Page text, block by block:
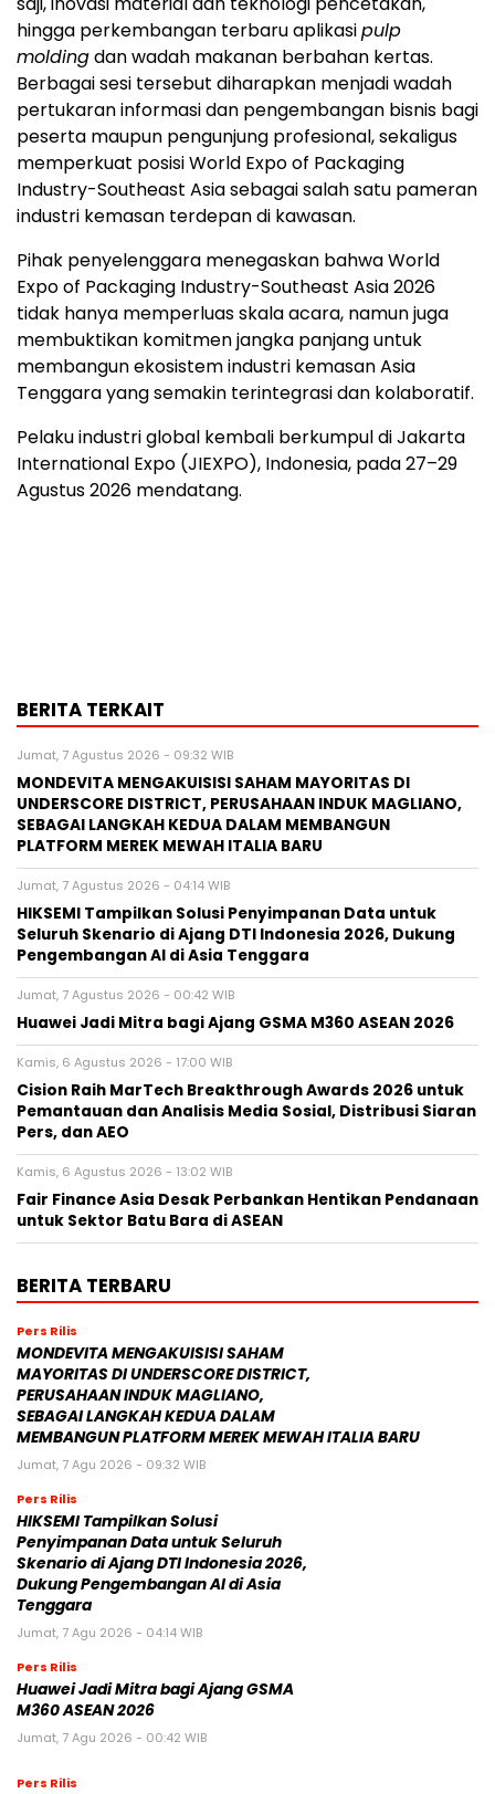
hingga perkembangan terbaru aplikasipulp
moldingdan wadah makanan berbahan kertas.
Berbagai sesi tersebut diharapkan menjadi wadah
pertukaran informasi dan pengembangan bisnis bagi
peserta maupun pengunjung profesional, sekaligus
memperkuat posisi World Expo of Packaging
Industry-Southeast Asia sebagai salah satu pameran
industri kemasan terdepan di kawasan.
Pihak penyelenggara menegaskan bahwa World
Expo of Packaging Industry-Southeast Asia 2026
tidak hanya memperluas skala acara, namun juga
membuktikan komitmen jangka panjang untuk
membangun ekosistem industri kemasan Asia
Tenggara yang semakin terintegrasi dan kolaboratif.
Pelaku industri global kembali berkumpul di Jakarta
International Expo (JIEXPO), Indonesia, pada 27–29
Agustus 2026 mendatang.
BERITA TERKAIT
Jumat, 7 Agustus 2026 - 09:32 WIB
MONDEVITA MENGAKUISISI SAHAM MAYORITAS DI
UNDERSCORE DISTRICT, PERUSAHAAN INDUK MAGLIANO,
SEBAGAI LANGKAH KEDUA DALAM MEMBANGUN
PLATFORM MEREK MEWAH ITALIA BARU
Jumat, 7 Agustus 2026 - 04:14 WIB
HIKSEMI Tampilkan Solusi Penyimpanan Data untuk
Seluruh Skenario di Ajang DTI Indonesia 2026, Dukung
Pengembangan AI di Asia Tenggara
Jumat, 7 Agustus 2026 - 00:42 WIB
Huawei Jadi Mitra bagi Ajang GSMA M360 ASEAN 2026
Kamis, 6 Agustus 2026 - 17:00 WIB
Cision Raih MarTech Breakthrough Awards 2026 untuk
Pemantauan dan Analisis Media Sosial, Distribusi Siaran
Pers, dan AEO
Kamis, 6 Agustus 2026 - 13:02 WIB
Fair Finance Asia Desak Perbankan Hentikan Pendanaan
untuk Sektor Batu Bara di ASEAN
BERITA TERBARU
Pers Rilis
MONDEVITA MENGAKUISISI SAHAM
MAYORITAS DI UNDERSCORE DISTRICT,
PERUSAHAAN INDUK MAGLIANO,
SEBAGAI LANGKAH KEDUA DALAM
MEMBANGUN PLATFORM MEREK MEWAH ITALIA BARU
Jumat, 7 Agu 2026 - 09:32 WIB
Pers Rilis
HIKSEMI Tampilkan Solusi
Penyimpanan Data untuk Seluruh
Skenario di Ajang DTI Indonesia 2026,
Dukung Pengembangan AI di Asia
Tenggara
Jumat, 7 Agu 2026 - 04:14 WIB
Pers Rilis
Huawei Jadi Mitra bagi Ajang GSMA
M360 ASEAN 2026
Jumat, 7 Agu 2026 - 00:42 WIB
Pers Rilis